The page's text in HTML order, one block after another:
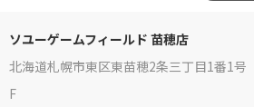
ソユーゲームフィールド 苗穂店
北海道札幌市東区東苗穂2条三丁目1番1
F